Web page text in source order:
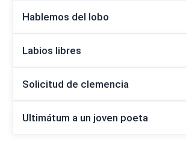
Hablemos del lobo
Labios libres
Solicitud de clemencia
Ultimátum a un joven poeta